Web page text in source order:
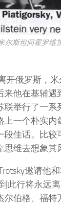
尔斯坦同霍罗维
开俄罗斯，
他在基辅
举行了一
一个朴实
佳话。比
维去想象其
邀请他
此行将永远
伯格、福